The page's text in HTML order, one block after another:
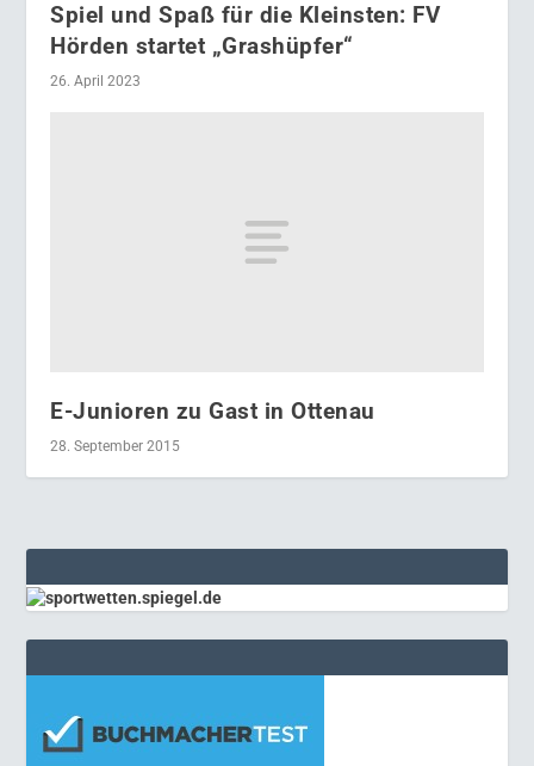
Spiel und Spaß für die Kleinsten: FV
Hörden startet „Grashüpfer“
26. April 2023
E-Junioren zu Gast in Ottenau
28. September 2015